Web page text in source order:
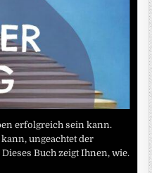
erfolgreich sein kann.
ungeachtet der
Buch zeigt Ihnen, wie.